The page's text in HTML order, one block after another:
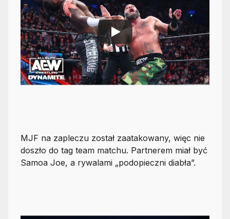
MJF na zapleczu został zaatakowany, więc nie
doszło do tag team matchu. Partnerem miał być
Samoa Joe, a rywalami „podopieczni diabła”.